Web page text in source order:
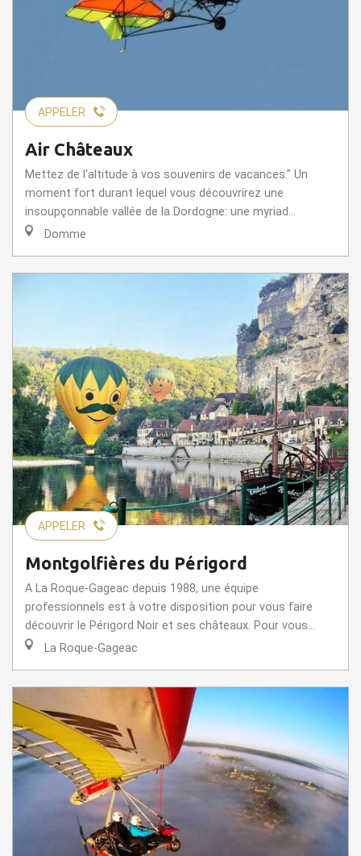
APPELER
Air Châteaux
Mettez de l'altitude à vos souvenirs de vacances." Un
moment fort durant lequel vous découvrirez une
insoupçonnable vallée de la Dordogne: une myriad...
Domme
APPELER
Montgolfières du Périgord
A La Roque-Gageac depuis 1988, une équipe
professionnels est à votre disposition pour vous faire
découvrir le Périgord Noir et ses châteaux. Pour vous...
La Roque-Gageac